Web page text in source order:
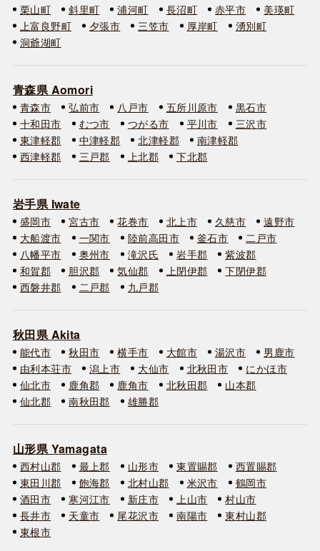
栗山町 斜里町 浦河町 長沼町 赤平市
美瑛町
上富良野町
夕張市 三笠市 厚岸町
湧別町
洞爺湖町
青森県 Aomori
青森市 弘前市 八戸市 五所川原市
黒石市
十和田市
むつ市 つがる市 平川市
三沢市
東津軽郡
中津軽郡 北津軽郡
南津軽郡
西津軽郡
三戸郡 上北郡 下北郡
岩手県 Iwate
盛岡市 宮古市 花巻市 北上市 久慈市
遠野市
大船渡市
一関市 陸前高田市 釜石市
二戸市
八幡平市
奥州市 滝沢氏 岩手郡
紫波郡
和賀郡
胆沢郡 気仙郡 上閉伊郡
下閉伊郡
西磐井郡
二戸郡 九戸郡
秋田県 Akita
能代市 秋田市 横手市 大館市 湯沢市
男鹿市
由利本荘市
潟上市 大仙市 北秋田市
にかほ市
仙北市
鹿角郡 鹿角市 北秋田郡
山本郡
仙北郡
南秋田郡 雄勝郡
山形県 Yamagata
西村山郡 最上郡 山形市 東置賜郡
西置賜郡
東田川郡
飽海郡 北村山郡 米沢市
鶴岡市
酒田市
寒河江市 新庄市 上山市
村山市
長井市
天童市 尾花沢市 南陽市
東村山郡
東根市